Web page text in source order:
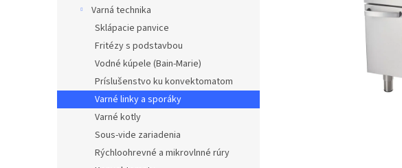
Varná technika
Sklápacie panvice
Fritézy s podstavbou
Vodné kúpele (Bain-Marie)
Príslušenstvo ku konvektomatom
Varné linky a sporáky
Varné kotly
Sous-vide zariadenia
Rýchloohrevné a mikrovlnné rúry